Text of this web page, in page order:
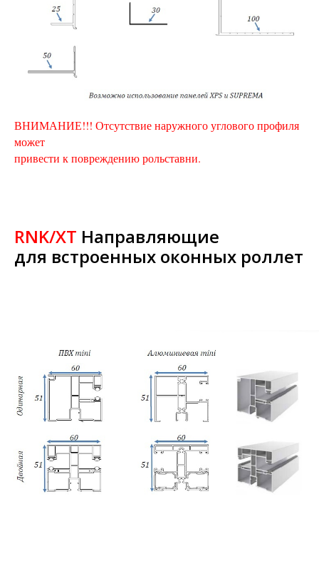
ВНИМАНИЕ!!! Отсутствие наружного углового профиля
может
привести к повреждению рольставни.
RNK/XT Направляющие
для встроенных оконных роллет